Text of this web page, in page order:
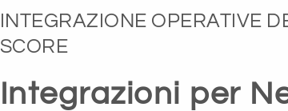
INTEGRAZIONE OPERATIVE
SCORE
Integrazioni per